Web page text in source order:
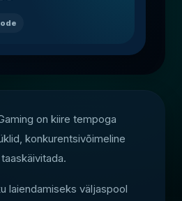
on kiire tempoga
konkurentsivõimeline
laiendamiseks väljaspool